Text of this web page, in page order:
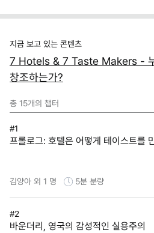
지금 보고 있는 콘텐츠
7 Hotels & 7 Taste Makers -
창조하는가?
총 15개의 챕터
#1
프롤로그: 호텔은 어떻게 테이스트를
김양아 외 1 명 5분 분량
#2
바운더리, 영국의 감성적인 실용주의